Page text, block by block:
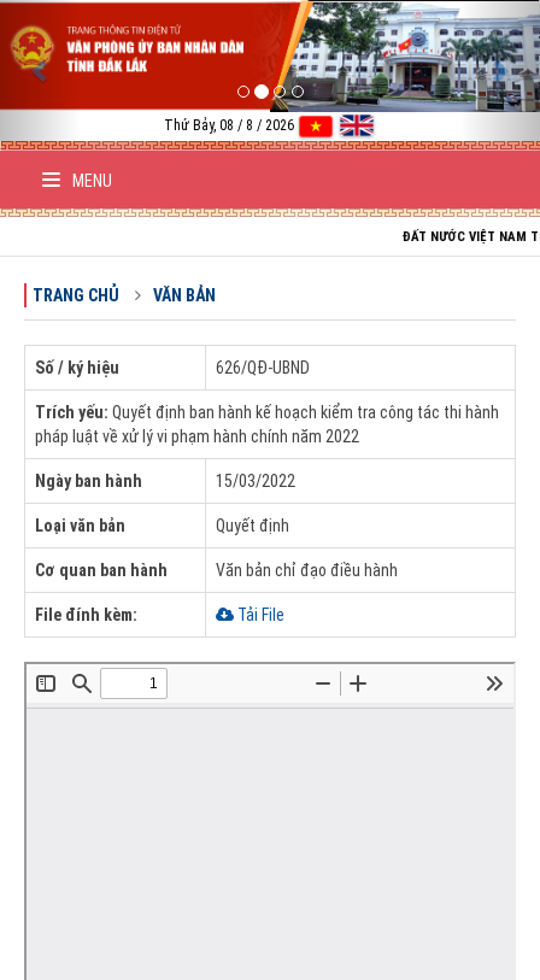
Thứ Bảy, 08 / 8 / 2026
MENU
ĐẤT NƯỚC VIỆT NAM
TRANG CHỦ VĂN BẢN
Số / ký hiệu 626/QÐ-UBND
Trích yếu: Quyết định ban hành kế hoạch kiểm tra công tác thi hành
pháp luật về xử lý vi phạm hành chính năm 2022
Ngày ban hành 15/03/2022
Loại văn bản Quyết định
Cơ quan ban hành Văn bản chỉ đạo điều hành
File đính kèm: Tải File